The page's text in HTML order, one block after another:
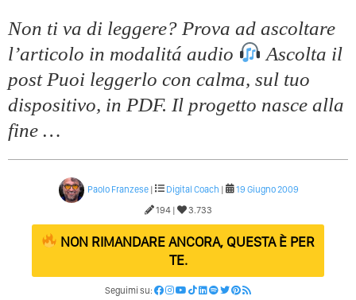
Non ti va di leggere? Prova ad ascoltare
l’articolo in modalitá audio
Ascolta il
post Puoi leggerlo con calma, sul tuo
dispositivo, in PDF. Il progetto nasce alla
fine …
Paolo Franzese | Digital Coach |
19 Giugno 2009
194 |
3.733
NON RIMANDARE ANCORA, QUESTA È PER
TE.
Seguimi su: